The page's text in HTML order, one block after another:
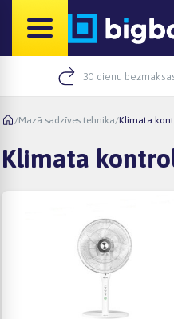
30 dienu
/Mazā sadzīves tehnika/Klimata
Klimata